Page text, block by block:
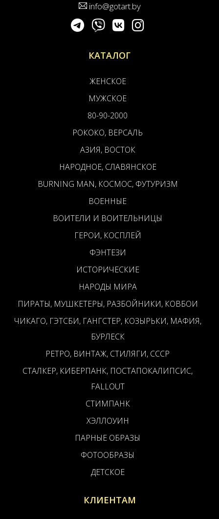
info@gotart.by
КАТАЛОГ
ЖЕНСКОЕ
МУЖСКОЕ
80-90-2000
РОКОКО, ВЕРСАЛЬ
АЗИЯ, ВОСТОК
НАРОДНОЕ, СЛАВЯНСКОЕ
BURNING MAN, КОСМОС, ФУТУРИЗМ
ВОЕННЫЕ
ВОИТЕЛИ И ВОИТЕЛЬНИЦЫ
ГЕРОИ, КОСПЛЕЙ
ФЭНТЕЗИ
ИСТОРИЧЕСКИЕ
НАРОДЫ МИРА
ПИРАТЫ, МУШКЕТЕРЫ, РАЗБОЙНИКИ, КОВБОИ
ЧИКАГО, ГЭТСБИ, ГАНГСТЕР, КОЗЫРЬКИ, МАФИЯ,
БУРЛЕСК
РЕТРО, ВИНТАЖ, СТИЛЯГИ, СССР
СТАЛКЕР, КИБЕРПАНК, ПОСТАПОКАЛИПСИС,
FALLOUT
СТИМПАНК
ХЭЛЛОУИН
ПАРНЫЕ ОБРАЗЫ
ФОТООБРАЗЫ
ДЕТСКОЕ
КЛИЕНТАМ